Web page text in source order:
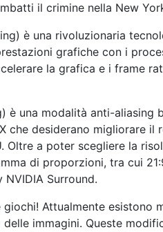
il ​​crimine nella New
è una rivoluzionaria
grafiche con i
la grafica e i frame
è una modalità anti-aliasing
che desiderano migliorare il
Oltre a poter scegliere la
di proporzioni, tra cui
Surround.
Attualmente esistono
immagini. Queste